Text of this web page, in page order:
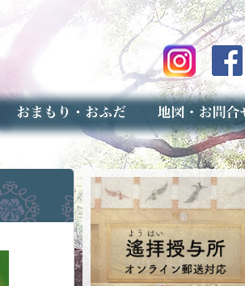
授与品のご案内
お焚き上げ（古いお守りのお取り扱い）
アクセスマップ
予約者専用フォーム（事前受付）